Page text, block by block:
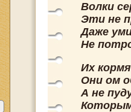
Волки
Эти не
Даже
Не
Их
Они ом
А не